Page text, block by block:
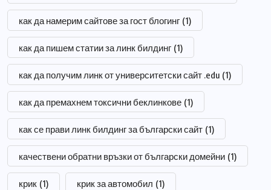
как да намерим сайтове за гост блогинг (1)
как да пишем статии за линк билдинг (1)
как да получим линк от университетски сайт .edu (1)
как да премахнем токсични беклинкове (1)
как се прави линк билдинг за български сайт (1)
качествени обратни връзки от български домейни (1)
крик (1) крик за автомобил (1)